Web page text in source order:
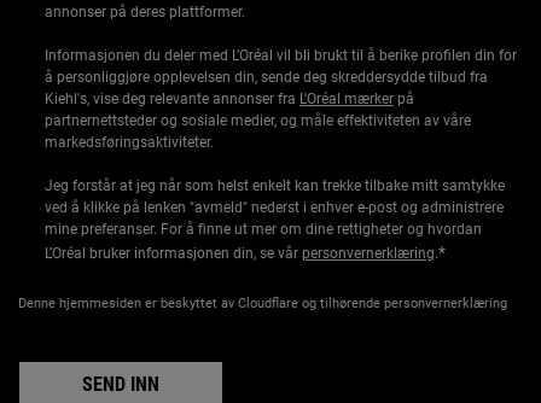
annonser på deres plattformer.
Informasjonen du deler med L’Oréal vil bli brukt til å berike profilen din for
å personliggjøre opplevelsen din, sende deg skreddersydde tilbud fra
Kiehl's, vise deg relevante annonser fra L'Oréal mærker på
partnernettsteder og sosiale medier, og måle effektiviteten av våre
markedsføringsaktiviteter.
Jeg forstår at jeg når som helst enkelt kan trekke tilbake mitt samtykke
ved å klikke på lenken "avmeld" nederst i enhver e-post og administrere
mine preferanser. For å finne ut mer om dine rettigheter og hvordan
L’Oréal bruker informasjonen din, se vår personvernerklæring.*
Denne hjemmesiden er beskyttet av Cloudflare og tilhørende personvernerklæring
SEND INN